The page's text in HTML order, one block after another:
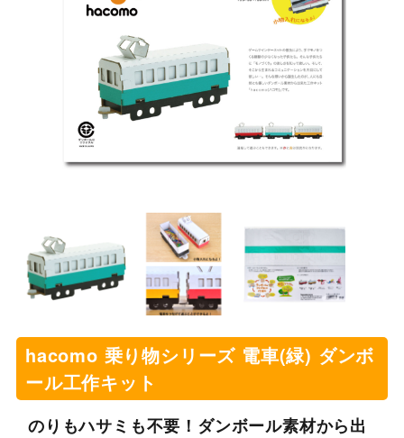
hacomo 乗り物シリーズ 電車(緑) ダンボ
ール工作キット
のりもハサミも不要！ダンボール素材から出